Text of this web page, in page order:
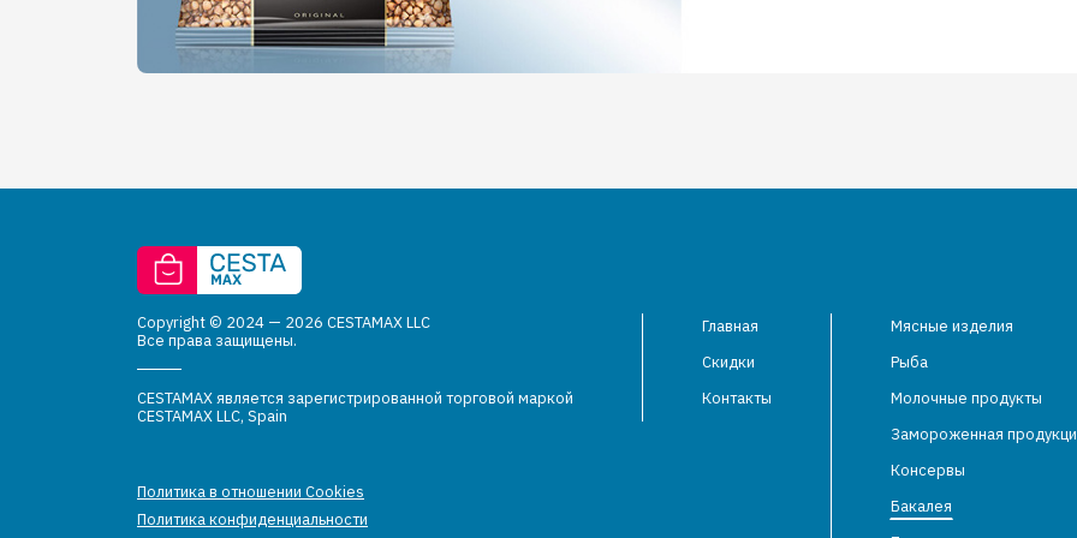
Copyright © 2024 — 2026 CESTAMAX LLC
Все права защищены.
CESTAMAX является зарегистрированной торговой маркой
CESTAMAX LLC, Spain
Политика в отношении Cookies
Политика конфиденциальности
Главная
Скидки
Контакты
Мясные изделия
Рыба
Молочные продукты
Замороженная
Консервы
Бакалея